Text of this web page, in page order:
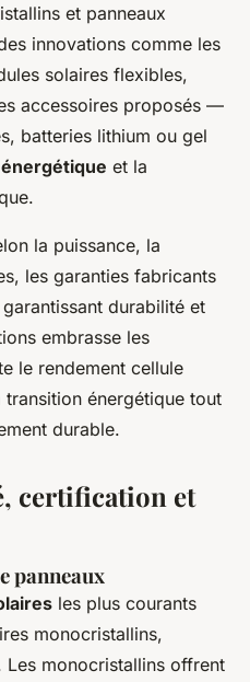
et panneaux
innovations comme les
solaires flexibles,
accessoires proposés —
batteries lithium ou gel
et la
la puissance, la
les garanties fabricants
durabilité et
embrasse les
le rendement cellule
énergétique tout
durable.
certification et
panneaux
les plus courants
monocristallins,
monocristallins offrent